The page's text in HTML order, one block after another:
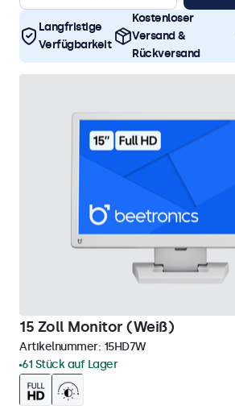
Langfristige
Verfügbarkeit
Kostenloser
Versand &
Rückversand
15 Zoll Monitor (Weiß)
Artikelnummer: 15HD7W
61 Stück auf Lager